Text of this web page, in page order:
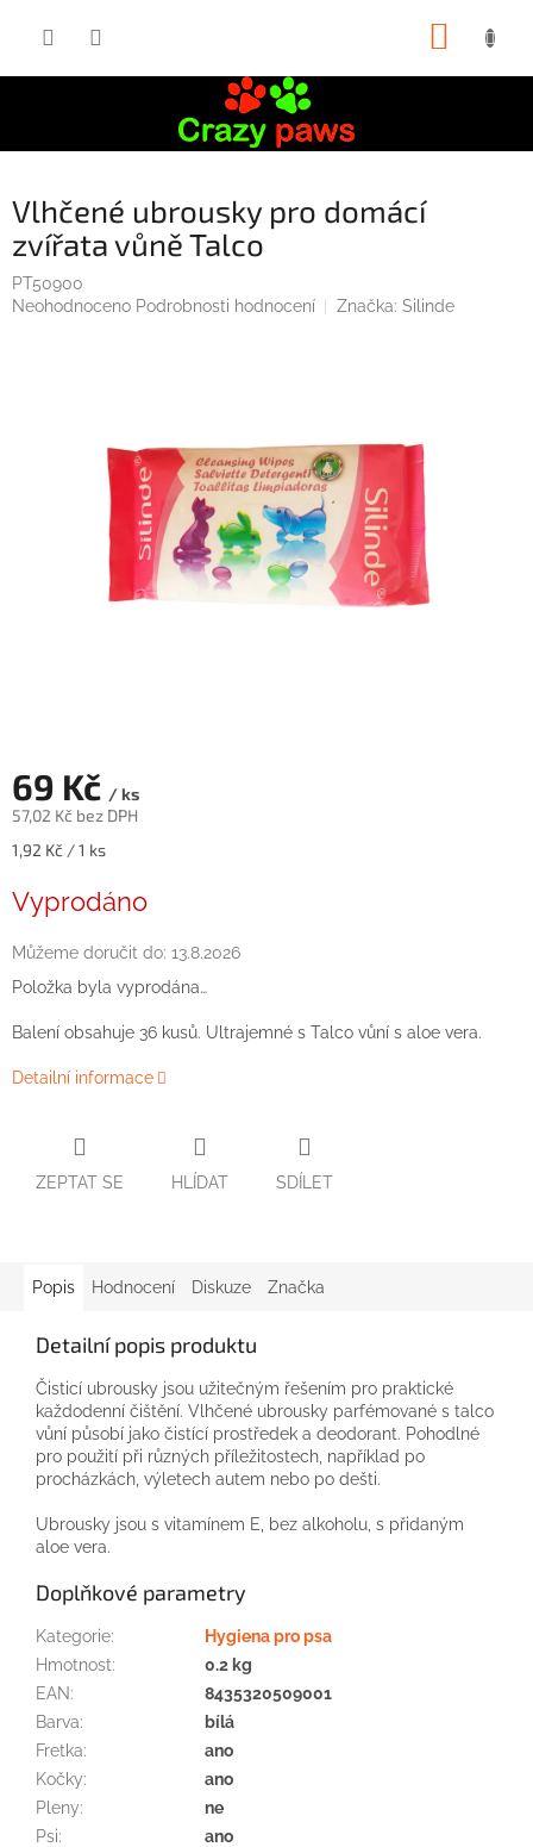
Vlhčené ubrousky pro domácí
zvířata vůně Talco
PT50900
Průměrné
Neohodnoceno Podrobnosti hodnocení Značka: Silinde
69 Kč / ks
57,02 Kč bez DPH
Měrná
1,92 Kč / 1 ks
Vyprodáno
Můžeme doručit do: 13.8.2026
Položka byla vyprodána…
Balení obsahuje 36 kusů. Ultrajemné s Talco vůní s aloe vera.
Detailní informace
ZEPTAT SE HLÍDAT SDÍLET
Popis Hodnocení Diskuze Značka
Detailní popis produktu
Čisticí ubrousky jsou užitečným řešením pro praktické
každodenní čištění. Vlhčené ubrousky parfémované s talco
vůní působí jako čistící prostředek a deodorant. Pohodlné
pro použití při různých příležitostech, například po
procházkách, výletech autem nebo po dešti.
Ubrousky jsou s vitamínem E, bez alkoholu, s přidaným
aloe vera.
Doplňkové parametry
Kategorie:
Hygiena pro psa
Hmotnost:
0.2 kg
EAN:
8435320509001
Barva:
bílá
Fretka:
ano
Kočky:
ano
Pleny:
ne
Psi:
ano